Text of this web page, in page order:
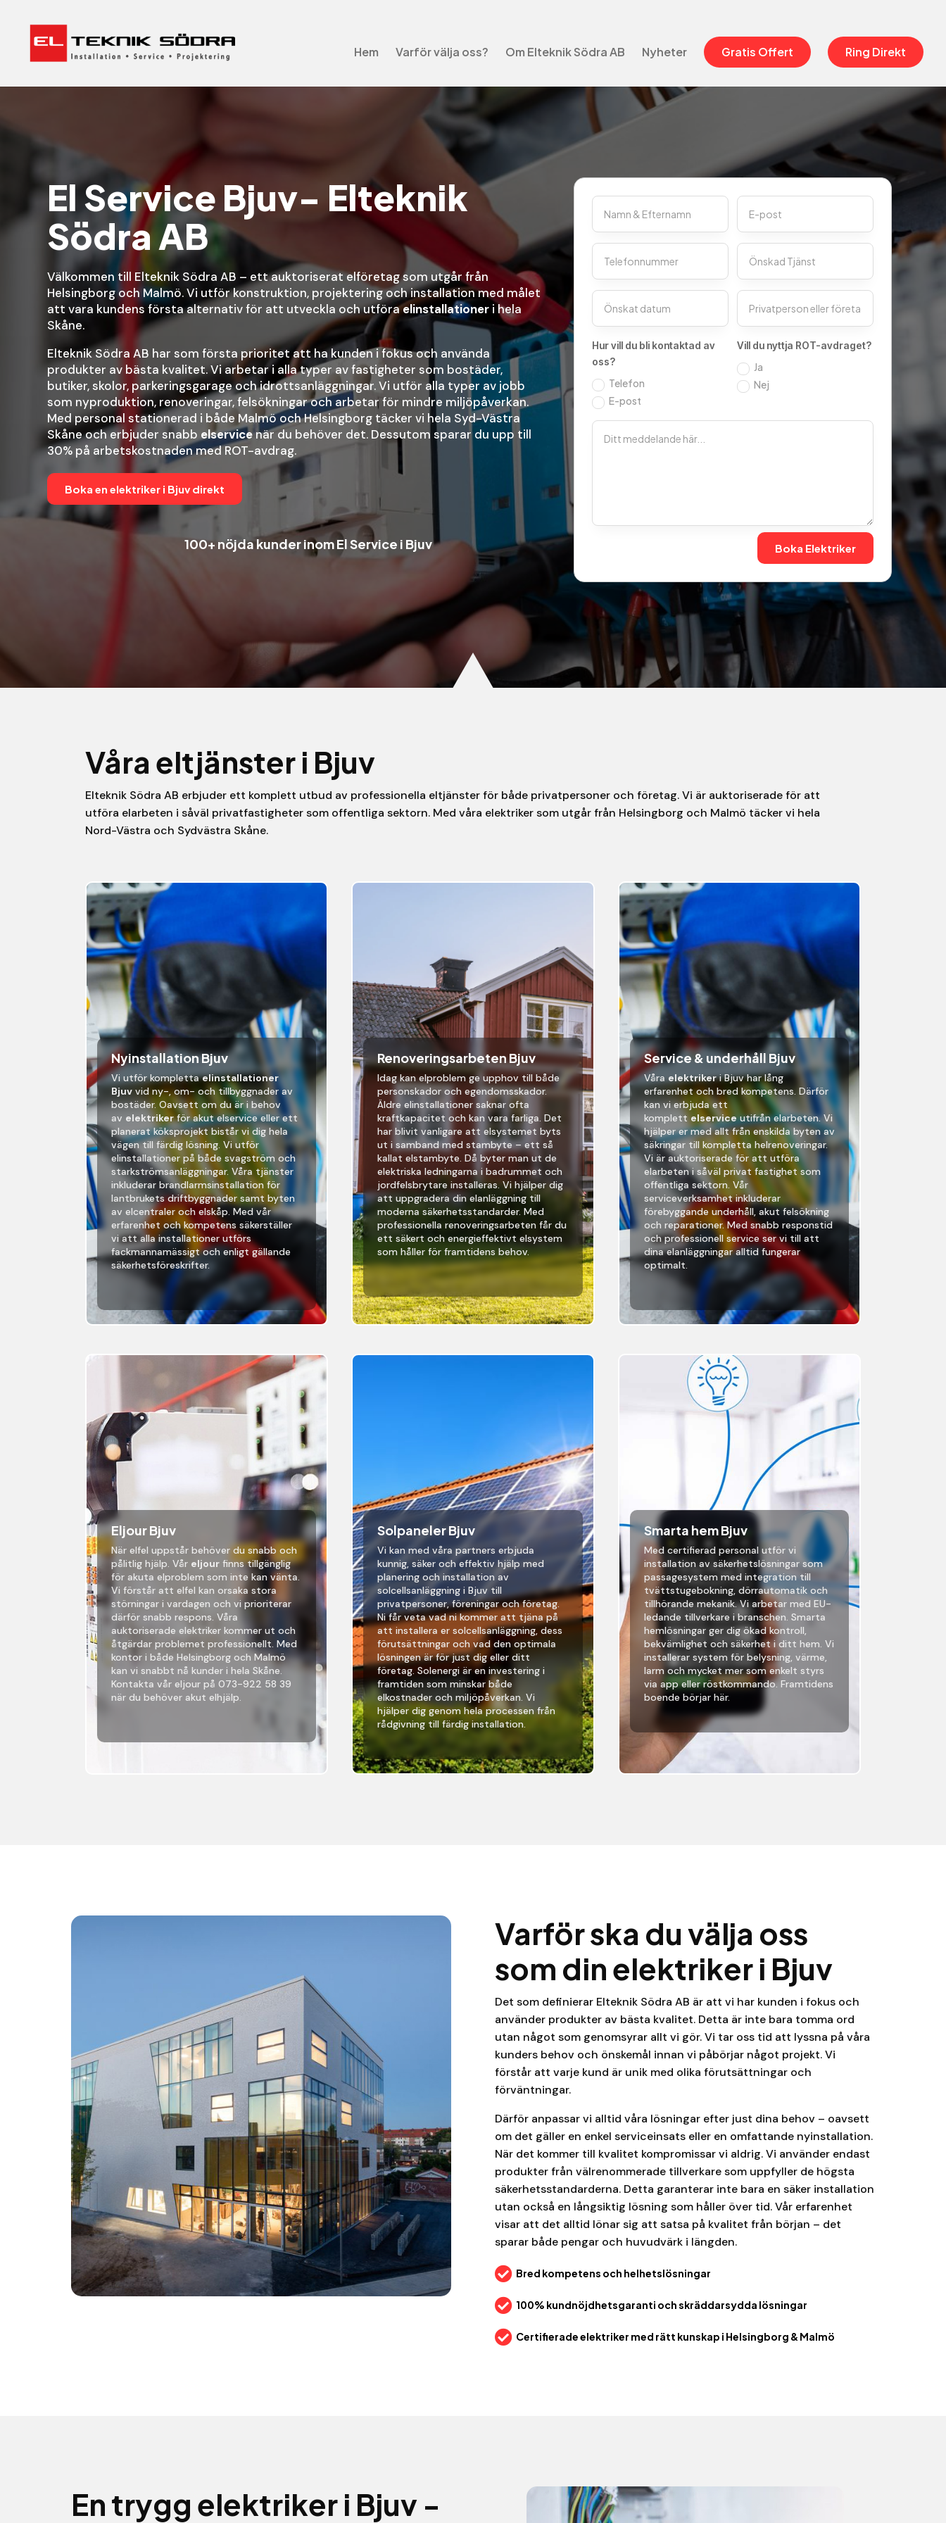
Hem Varför välja oss? Om Elteknik Södra AB Nyheter Gratis Offert Ring Direkt
El Service Bjuv- Elteknik
Södra AB
Välkommen till Elteknik Södra AB – ett auktoriserat elföretag som utgår från
Helsingborg och Malmö. Vi utför konstruktion, projektering och installation med målet
att vara kundens första alternativ för att utveckla och utföraelinstallationer i hela
Skåne.
Elteknik Södra AB har som första prioritet att ha kunden i fokus och använda
produkter av bästa kvalitet. Vi arbetar i alla typer av fastigheter som bostäder,
butiker, skolor, parkeringsgarage och idrottsanläggningar. Vi utför alla typer av jobb
som nyproduktion, renoveringar, felsökningar och arbetar för mindre miljöpåverkan.
Med personal stationerad i både Malmö och Helsingborg täcker vi hela Syd-Västra
Skåne och erbjuder snabb elservice när du behöver det. Dessutom sparar du upp till
30% på arbetskostnaden med ROT-avdrag.
Boka en elektriker i Bjuv direkt
100+ nöjda kunder inom El Service i Bjuv
Hur vill du bli kontaktad av
oss?
Telefon
E-post
Vill du nyttja ROT-avdraget?
Ja
Nej
Boka Elektriker
Våra eltjänster i Bjuv
Elteknik Södra AB erbjuder ett komplett utbud av professionella eltjänster för både privatpersoner och företag. Vi är auktoriserade för att
utföra elarbeten i såväl privatfastigheter som offentliga sektorn. Med våra elektriker som utgår från Helsingborg och Malmö täcker vi hela
Nord-Västra och Sydvästra Skåne.
Nyinstallation Bjuv
Vi utför kompletta elinstallationer
Bjuv vid ny-, om- och tillbyggnader av
bostäder. Oavsett om du är i behov
av elektriker för akut elservice eller ett
planerat köksprojekt bistår vi dig hela
vägen till färdig lösning. Vi utför
elinstallationer på både svagström och
starkströmsanläggningar. Våra tjänster
inkluderar brandlarmsinstallation för
lantbrukets driftbyggnader samt byten
av elcentraler och elskåp. Med vår
erfarenhet och kompetens säkerställer
vi att alla installationer utförs
fackmannamässigt och enligt gällande
säkerhetsföreskrifter.
Renoveringsarbeten Bjuv
Idag kan elproblem ge upphov till både
personskador och egendomsskador.
Äldre elinstallationer saknar ofta
kraftkapacitet och kan vara farliga. Det
har blivit vanligare att elsystemet byts
ut i samband med stambyte – ett så
kallat elstambyte. Då byter man ut de
elektriska ledningarna i badrummet och
jordfelsbrytare installeras. Vi hjälper dig
att uppgradera din elanläggning till
moderna säkerhetsstandarder. Med
professionella renoveringsarbeten får du
ett säkert och energieffektivt elsystem
som håller för framtidens behov.
Service & underhåll Bjuv
Våra elektrikeri Bjuvhar lång
erfarenhet och bred kompetens. Därför
kan vi erbjuda ett
komplett elservice utifrån elarbeten. Vi
hjälper er med allt från enskilda byten av
säkringar till kompletta helrenoveringar.
Vi är auktoriserade för att utföra
elarbeten i såväl privat fastighet som
offentliga sektorn. Vår
serviceverksamhet inkluderar
förebyggande underhåll, akut felsökning
och reparationer. Med snabb responstid
och professionell service ser vi till att
dina elanläggningar alltid fungerar
optimalt.
Eljour Bjuv
När elfel uppstår behöver du snabb och
pålitlig hjälp. Vår eljour finns tillgänglig
för akuta elproblem som inte kan vänta.
Vi förstår att elfel kan orsaka stora
störningar i vardagen och vi prioriterar
därför snabb respons. Våra
auktoriserade elektriker kommer ut och
åtgärdar problemet professionellt. Med
kontor i både Helsingborg och Malmö
kan vi snabbt nå kunder i hela Skåne.
Kontakta vår eljour på 073-922 58 39
när du behöver akut elhjälp.
Solpaneler Bjuv
Vi kan med våra partners erbjuda
kunnig, säker och effektiv hjälp med
planering och installation av
solcellsanläggning i Bjuv till
privatpersoner, föreningar och företag.
Ni får veta vad ni kommer att tjäna på
att installera er solcellsanläggning, dess
förutsättningar och vad den optimala
lösningen är för just dig eller ditt
företag. Solenergi är en investering i
framtiden som minskar både
elkostnader och miljöpåverkan. Vi
hjälper dig genom hela processen från
rådgivning till färdig installation.
Smarta hem Bjuv
Med certifierad personal utför vi
installation av säkerhetslösningar som
passagesystem med integration till
tvättstugebokning, dörrautomatik och
tillhörande mekanik. Vi arbetar med EU-
ledande tillverkare i branschen. Smarta
hemlösningar ger dig ökad kontroll,
bekvämlighet och säkerhet i ditt hem. Vi
installerar system för belysning, värme,
larm och mycket mer som enkelt styrs
via app eller röstkommando. Framtidens
boende börjar här.
Varför ska du välja oss
som din elektriker i Bjuv
Det som definierar Elteknik Södra AB är att vi har kunden i fokus och
använder produkter av bästa kvalitet. Detta är inte bara tomma ord
utan något som genomsyrar allt vi gör. Vi tar oss tid att lyssna på våra
kunders behov och önskemål innan vi påbörjar något projekt. Vi
förstår att varje kund är unik med olika förutsättningar och
förväntningar.
Därför anpassar vi alltid våra lösningar efter just dina behov – oavsett
om det gäller en enkel serviceinsats eller en omfattande nyinstallation.
När det kommer till kvalitet kompromissar vi aldrig. Vi använder endast
produkter från välrenommerade tillverkare som uppfyller de högsta
säkerhetsstandarderna. Detta garanterar inte bara en säker installation
utan också en långsiktig lösning som håller över tid. Vår erfarenhet
visar att det alltid lönar sig att satsa på kvalitet från början – det
sparar både pengar och huvudvärk i längden.
 Bred kompetens och helhetslösningar
 100% kundnöjdhetsgaranti och skräddarsydda lösningar
 Certifierade elektriker med rätt kunskap i Helsingborg & Malmö
En trygg elektriker i Bjuv -